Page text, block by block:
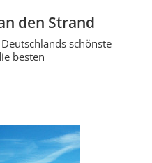
den Strand
schönste
besten